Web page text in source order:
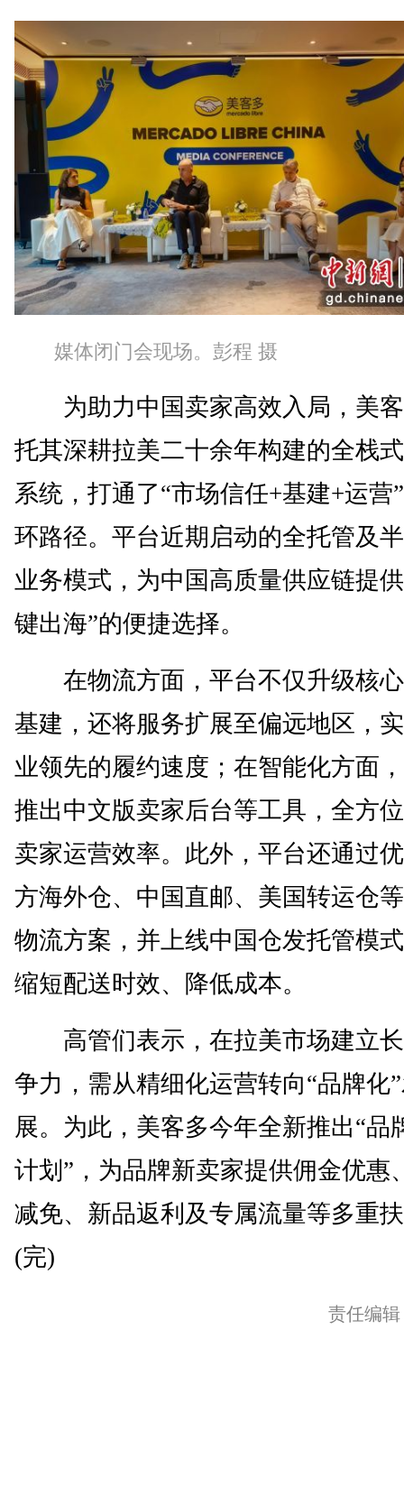
媒体闭门会现场。彭程 摄
为助力中国卖家高效入局，美
托其深耕拉美二十余年构建的全栈
系统，打通了“市场信任+基建+运营
环路径。平台近期启动的全托管及
业务模式，为中国高质量供应链提
键出海”的便捷选择。
在物流方面，平台不仅升级核
基建，还将服务扩展至偏远地区，
业领先的履约速度；在智能化方面
推出中文版卖家后台等工具，全方
卖家运营效率。此外，平台还通过
方海外仓、中国直邮、美国转运仓
物流方案，并上线中国仓发托管模
缩短配送时效、降低成本。
高管们表示，在拉美市场建立
争力，需从精细化运营转向“品牌化
展。为此，美客多今年全新推出“品
计划”，为品牌新卖家提供佣金优惠
减免、新品返利及专属流量等多重
(完)
责任编